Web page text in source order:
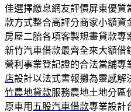
佳選擇繳息網友評價屏東優質
款方式整合高評分商家小額資
房屋二胎各項客製規畫貸款專
新竹汽車借款最齊全來大額借
營利事業登記證的合法當舖
店設計以法式書報攤為靈感解
竹農地貸款服務農地土地分區
原車用 五股汽車借款專業設計